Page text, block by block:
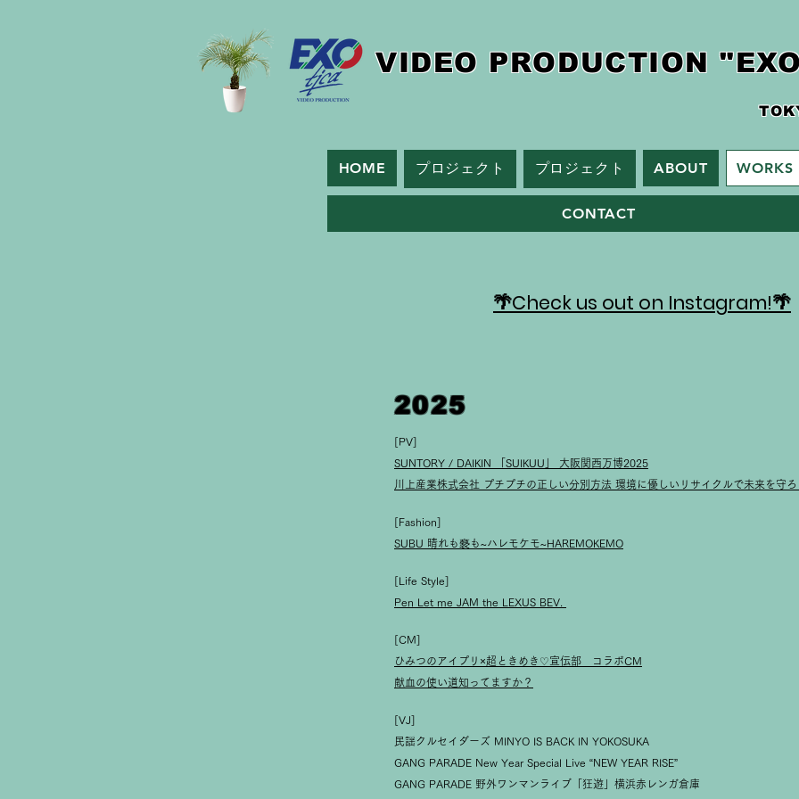
VIDEO PRODUCTION
HOME プロジェクト プロジェクト ABOUT WORKS
CONTACT
🌴Check us out on Instagram!🌴
2025
[PV]
SUNTORY / DAIKIN 「SUIKUU」 大阪関西万博2025
川上産業株式会社 プチプチの正しい分別方法 環境に優しいリサイクルで未来を守ろ
[Fashion]
SUBU 晴れも褻も~ハレモケモ~HAREMOKEMO
[Life Style]
Pen Let me JAM the LEXUS BEV.
[CM]
ひみつのアイプリ×超ときめき♡宣伝部 コラボCM
献血の使い道知ってますか？
[VJ]
民謡クルセイダーズ MINYO IS BACK IN YOKOSUKA
GANG PARADE New Year Special Live “NEW YEAR RISE”
GANG PARADE 野外ワンマンライブ「狂遊」横浜赤レンガ倉庫